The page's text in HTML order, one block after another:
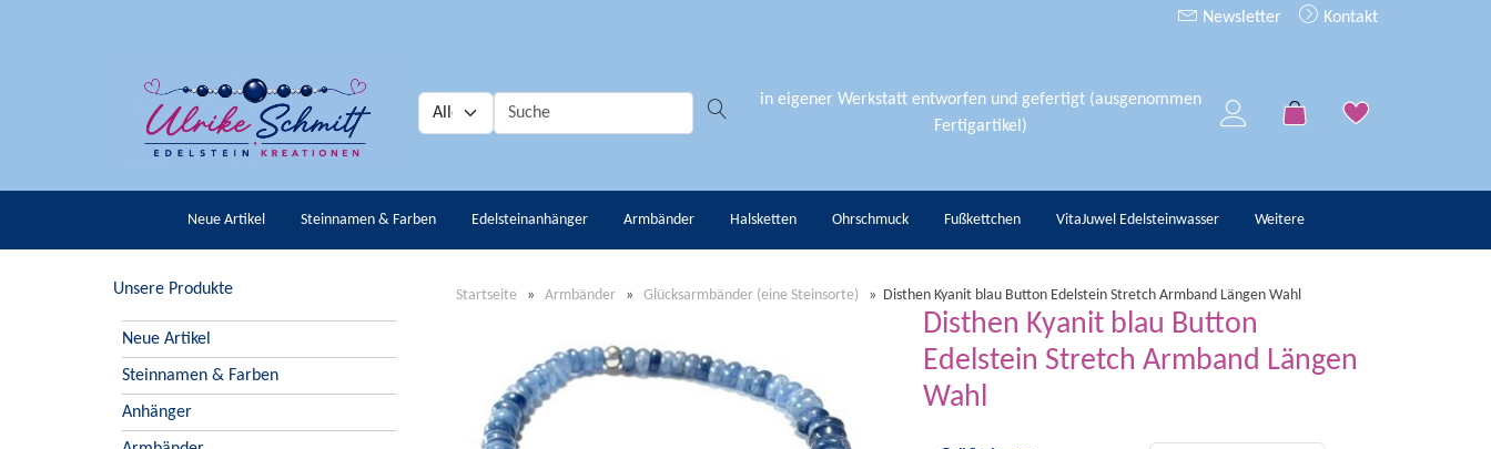
Newsletter Kontakt
in eigener Werkstatt entworfen und gefertigt (ausgenommen
Fertigartikel)
Neue Artikel Steinnamen & Farben Edelsteinanhänger Armbänder Halsketten Ohrschmuck Fußkettchen VitaJuwel Edelsteinwasser Weitere
Unsere Produkte
Neue Artikel
Steinnamen & Farben
Anhänger
Startseite » Armbänder » Glücksarmbänder (eine Steinsorte) » Disthen Kyanit blau Button Edelstein Stretch Armband Längen Wahl
Disthen Kyanit blau Button
Edelstein Stretch Armband Längen
Wahl